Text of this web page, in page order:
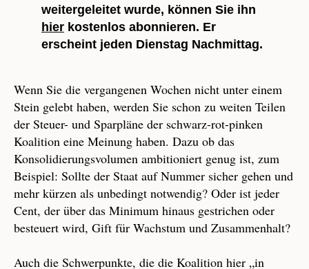
weitergeleitet wurde, können Sie ihn
hier kostenlos abonnieren. Er
erscheint jeden Dienstag Nachmittag.
Wenn Sie die vergangenen Wochen nicht unter einem
Stein gelebt haben, werden Sie schon zu weiten Teilen
der Steuer- und Sparpläne der schwarz-rot-pinken
Koalition eine Meinung haben. Dazu ob das
Konsolidierungsvolumen ambitioniert genug ist, zum
Beispiel: Sollte der Staat auf Nummer sicher gehen und
mehr kürzen als unbedingt notwendig? Oder ist jeder
Cent, der über das Minimum hinaus gestrichen oder
besteuert wird, Gift für Wachstum und Zusammenhalt?
Auch die Schwerpunkte, die die Koalition hier „in